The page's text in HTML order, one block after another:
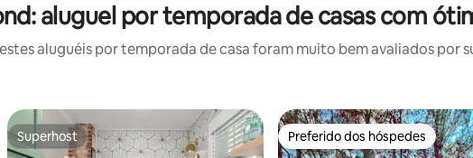
aluguel por temporada de casas com
aluguéis por temporada de casa foram muito bem avaliados por
Superhost
Superhost Preferido dos hóspedes
Preferido dos hóspedes